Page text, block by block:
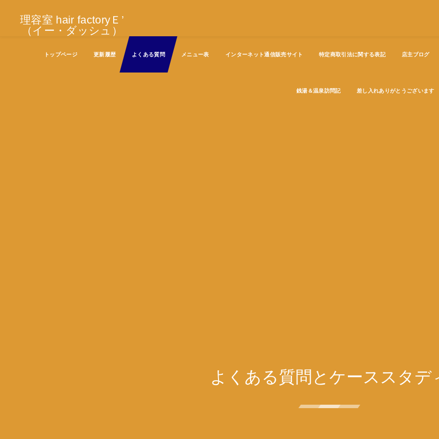
理容室 hair factoryＥ’
（イー・ダッシュ）
トップページ 更新履歴 よくある質問 メニュー表 インターネット通信販売サイト 特定商取引法に関する表記 店主ブログ
銭湯＆温泉訪問記 差し入れありがとうございます
よくある質問とケーススタデ